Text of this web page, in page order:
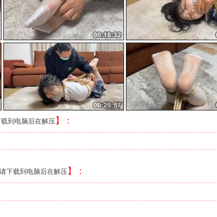
到电脑后在解压】：
请下载到电脑后在解压】 ：